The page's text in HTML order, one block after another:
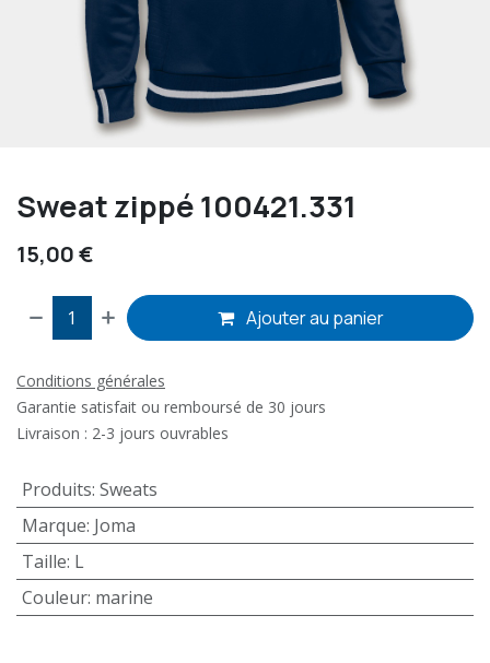
Sweat zippé 100421.331
15,00€
Ajouter au panier
Conditions générales
Garantie satisfait ou remboursé de 30 jours
Livraison : 2-3 jours ouvrables
Produits: Sweats
Marque: Joma
Taille: L
Couleur: marine